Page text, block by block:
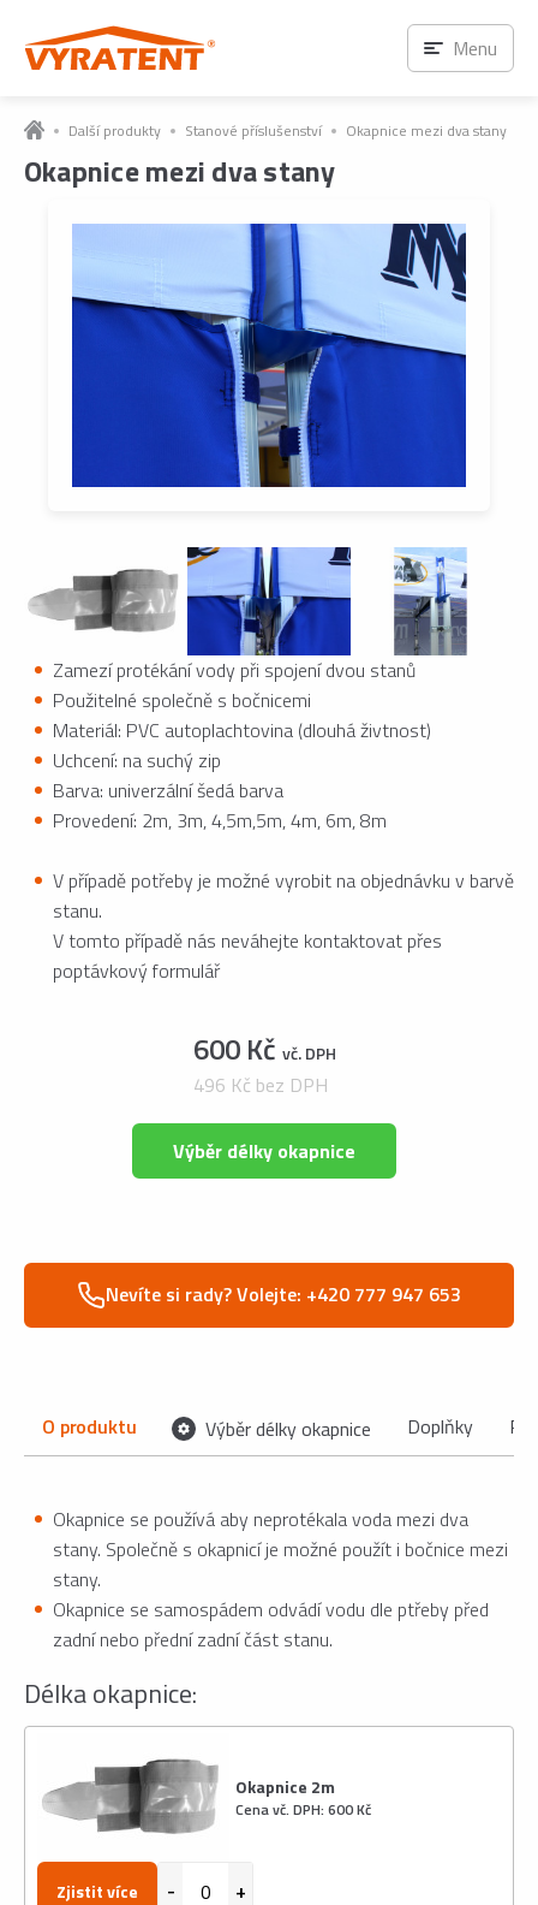
Další produkty Stanové příslušenství Okapnice mezi dva stany
Okapnice mezi dva stany
Zamezí protékání vody při spojení dvou stanů
Použitelné společně s bočnicemi
Materiál: PVC autoplachtovina (dlouhá živtnost)
Uchcení: na suchý zip
Barva: univerzální šedá barva
Provedení: 2m, 3m, 4,5m,5m, 4m, 6m, 8m
V případě potřeby je možné vyrobit na objednávku v barvě
stanu.
V tomto případě nás neváhejte kontaktovat přes
poptávkový formulář
600 Kč vč. DPH
496 Kč bez DPH
Výběr délky okapnice
Nevíte si rady? Volejte: +420 777 947 653
O produktu Výběr délky okapnice Doplňky
Okapnice se používá aby neprotékala voda mezi dva
stany. Společně s okapnicí je možné použít i bočnice mezi
stany.
Okapnice se samospádem odvádí vodu dle ptřeby před
zadní nebo přední zadní část stanu.
Délka okapnice:
Okapnice 2m
Cena vč. DPH: 600 Kč
Zjistit více
Menu